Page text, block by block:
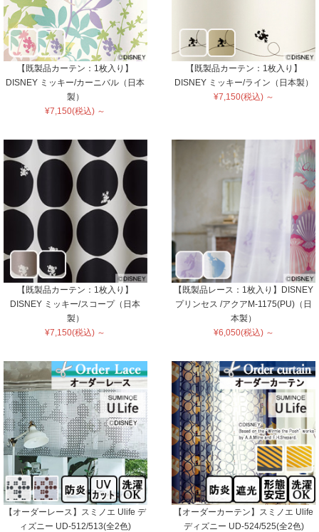
【既製品カーテン：1枚入り】
DISNEY ミッキー/カーニバル（日本
製）
¥7,150(税込) ～
【既製品カーテン：1枚入り】
DISNEY ミッキー/ライン（日本製）
¥7,150(税込) ～
【既製品カーテン：1枚入り】
DISNEY ミッキー/スコープ（日本
製）
¥7,150(税込) ～
【既製品レース：1枚入り】DISNEY
プリンセス /アクアM-1175(PU)（日
本製）
¥6,050(税込) ～
【オーダーレース】スミノエ Ulife デ
ィズニー UD-512/513(全2色)
【オーダーカーテン】スミノエ Ulife
ディズニー UD-524/525(全2色)